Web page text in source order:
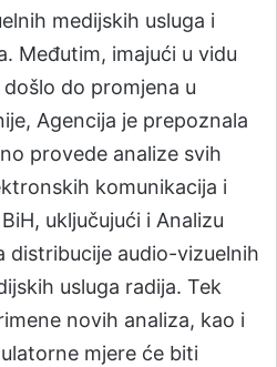
medijskih usluga i
Međutim, imajući u vidu
do promjena u
Agencija je prepoznala
provede analize svih
komunikacija i
uključujući i Analizu
distribucije audio-vizuelnih
usluga radija. Tek
novih analiza, kao i
mjere će biti